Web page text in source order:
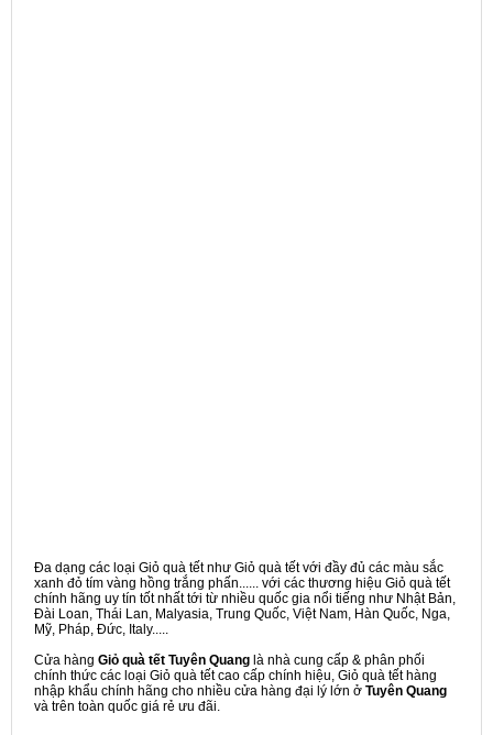
Đa dạng các loại Giỏ quà tết như Giỏ quà tết với đầy đủ các màu sắc
xanh đỏ tím vàng hồng trắng phấn...... với các thương hiệu Giỏ quà tết
chính hãng uy tín tốt nhất tới từ nhiều quốc gia nổi tiếng như Nhật Bản,
Đài Loan, Thái Lan, Malyasia, Trung Quốc, Việt Nam, Hàn Quốc, Nga,
Mỹ, Pháp, Đức, Italy.....
Cửa hàng Giỏ quà tết Tuyên Quang là nhà cung cấp & phân phối
chính thức các loại Giỏ quà tết cao cấp chính hiệu, Giỏ quà tết hàng
nhập khẩu chính hãng cho nhiều cửa hàng đại lý lớn ở Tuyên Quang
và trên toàn quốc giá rẻ ưu đãi.